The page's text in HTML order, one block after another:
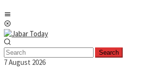
to
content
Search
7 August 2026